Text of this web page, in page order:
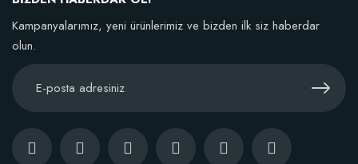
Özel Karışım Fidan Tutma Yüzdesini Arttıran Organik Dikim Gübresi (10
Sepete Ekle
Kampanyalarımız, yeni ürünlerimiz ve bizden ilk siz haberdar
olun.